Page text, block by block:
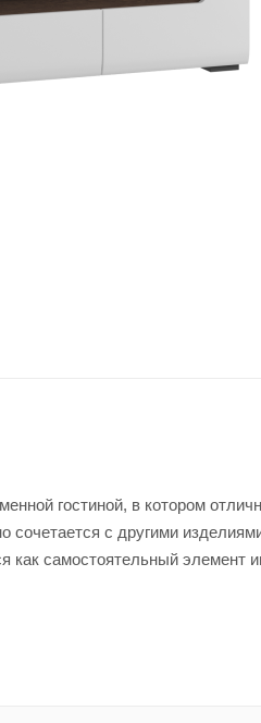
гостиной, в котором
с другими
как самостоятельный элемент